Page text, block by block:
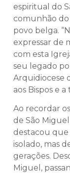
espiritual do
comunhão do
povo belga.
expressar de
com esta
seu legado
Arquidiocese
aos Bispos e
Ao recordar
de São
destacou que
isolado, mas
gerações.
Miguel,